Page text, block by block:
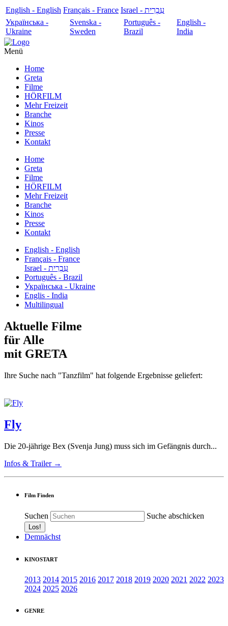
English - English Français - France
עִבְרִית - Israel
Українська -
Ukraine
Svenska -
Sweden
Português -
Brazil
English -
India
Menü
Home
Greta
Filme
HÖRFILM
Mehr Freizeit
Branche
Kinos
Presse
Kontakt
Home
Greta
Filme
HÖRFILM
Mehr Freizeit
Branche
Kinos
Presse
Kontakt
English - English
Français - France
עִבְרִית - Israel
Português - Brazil
Українська - Ukraine
Englis - India
Multilingual
Aktuelle Filme
für Alle
mit GRETA
Ihre Suche nach "Tanzfilm" hat folgende Ergebnisse geliefert:
Fly
Die 20-jährige Bex (Svenja Jung) muss sich im Gefängnis durch...
Infos & Trailer →
Film Finden
Suchen Suche abschicken
Demnächst
KINOSTART
2013 2014 2015 2016 2017 2018 2019 2020 2021 2022 2023
2024 2025 2026
GENRE